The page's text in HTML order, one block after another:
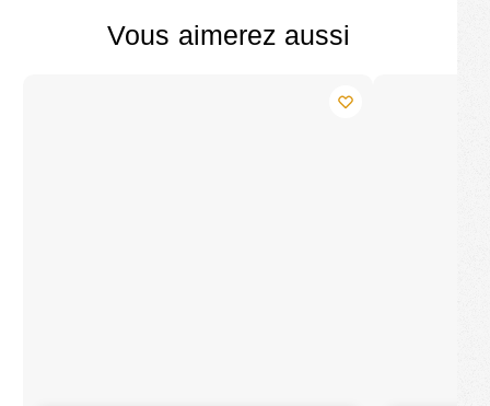
Vous aimerez aussi